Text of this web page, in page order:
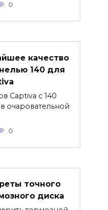
0
качество
140 для
Captiva с 140
очаровательной
0
точного
диска